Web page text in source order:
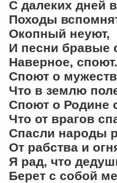
С далеких дней
Походы
Окопный неуют,
И песни бравые
Наверное, споют.
Споют о
Что в землю
Споют о Родине
Что от врагов
Спасли народы
От рабства и
Я рад, что
Берет с собой